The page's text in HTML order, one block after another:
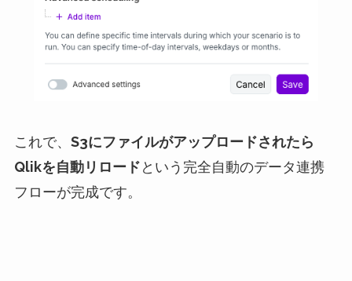
これで、 S3にファイルがアップロードされたら
Qlikを自動リロードという完全自動のデータ連携
フローが完成です。